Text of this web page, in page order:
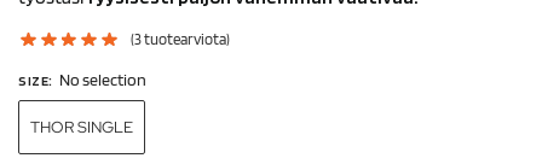
(3tuotearviota)
SIZE: No selection
THOR SINGLE